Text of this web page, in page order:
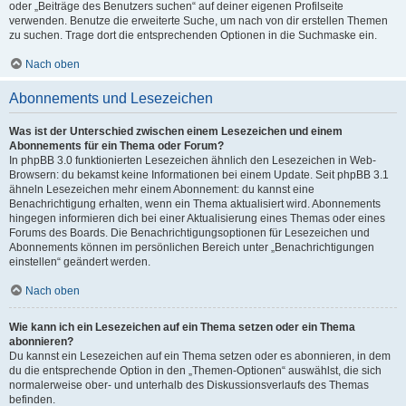
oder „Beiträge des Benutzers suchen“ auf deiner eigenen Profilseite
verwenden. Benutze die erweiterte Suche, um nach von dir erstellen Themen
zu suchen. Trage dort die entsprechenden Optionen in die Suchmaske ein.
Nach oben
Abonnements und Lesezeichen
Was ist der Unterschied zwischen einem Lesezeichen und einem
Abonnements für ein Thema oder Forum?
In phpBB 3.0 funktionierten Lesezeichen ähnlich den Lesezeichen in Web-
Browsern: du bekamst keine Informationen bei einem Update. Seit phpBB 3.1
ähneln Lesezeichen mehr einem Abonnement: du kannst eine
Benachrichtigung erhalten, wenn ein Thema aktualisiert wird. Abonnements
hingegen informieren dich bei einer Aktualisierung eines Themas oder eines
Forums des Boards. Die Benachrichtigungsoptionen für Lesezeichen und
Abonnements können im persönlichen Bereich unter „Benachrichtigungen
einstellen“ geändert werden.
Nach oben
Wie kann ich ein Lesezeichen auf ein Thema setzen oder ein Thema
abonnieren?
Du kannst ein Lesezeichen auf ein Thema setzen oder es abonnieren, in dem
du die entsprechende Option in den „Themen-Optionen“ auswählst, die sich
normalerweise ober- und unterhalb des Diskussionsverlaufs des Themas
befinden.